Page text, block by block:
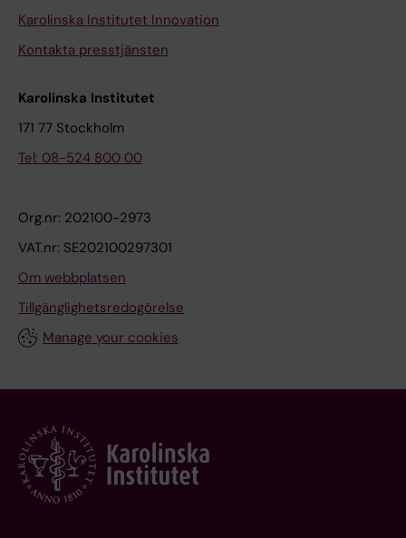
Karolinska Institutet Innovation
Kontakta presstjänsten
Karolinska Institutet
171 77 Stockholm
Tel: 08-524 800 00
Org.nr: 202100-2973
VAT.nr: SE202100297301
Om webbplatsen
Tillgänglighetsredogörelse
Manage your cookies